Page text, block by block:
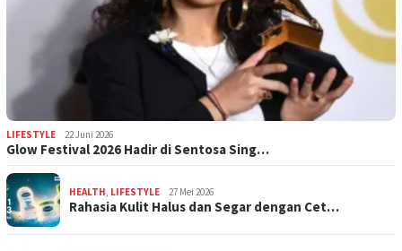
LIFESTYLE 22 Juni 2026
Glow Festival 2026 Hadir di Sentosa Sing…
HEALTH LIFESTYLE 27 Mei 2026
Rahasia Kulit Halus dan Segar dengan Cet…